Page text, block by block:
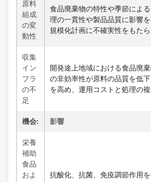
原料
組成
の変
動性
食品廃棄物の特性や季節によ
理の一貫性や製品品質に影響
規模化計画に不確実性をもた
収集
イン
フラ
の不
足
開発途上地域における食品廃
の非効率性が原料の品質を低
を高め、運用コストと処理の
機会: 影響
栄養
補助
食品
およ
抗酸化、抗菌、免疫調節作用